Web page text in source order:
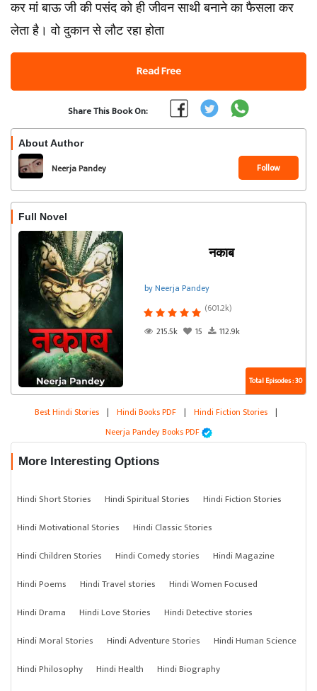
कर मां बाऊ जी की पसंद को ही जीवन साथी बनाने का फैसला कर
लेता है। वो दुकान से लौट रहा होता
Read Free
Share This Book On:
About Author
Neerja Pandey Follow
Full Novel
नकाब
by Neerja Pandey
(601.2k)
215.5k
15 112.9k
Total Episodes : 30
Best Hindi Stories | Hindi Books PDF | Hindi Fiction Stories |
Neerja Pandey Books PDF
More Interesting Options
Hindi Short Stories Hindi Spiritual Stories
Hindi Fiction Stories
Hindi Motivational Stories
Hindi Classic Stories
Hindi Children Stories
Hindi Comedy stories
Hindi Magazine
Hindi Poems
Hindi Travel stories
Hindi Women Focused
Hindi Drama
Hindi Love Stories
Hindi Detective stories
Hindi Moral Stories
Hindi Adventure Stories
Hindi Human Science
Hindi Philosophy
Hindi Health
Hindi Biography